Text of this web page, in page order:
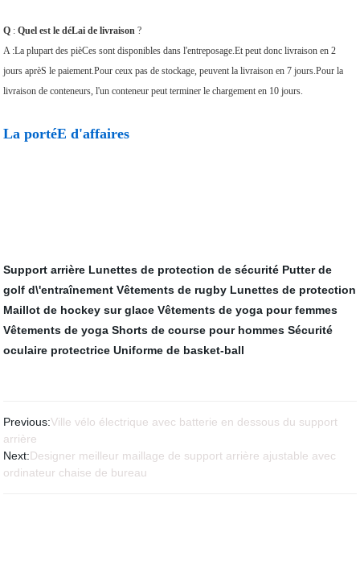
Q : Quel est le déLai de livraison ?
A :La plupart des pièCes sont disponibles dans l'entreposage.Et peut donc livraison en 2
jours aprèS le paiement.Pour ceux pas de stockage, peuvent la livraison en 7 jours.Pour la
livraison de conteneurs, l'un conteneur peut terminer le chargement en 10 jours.
La portéE d'affaires
Support arrière Lunettes de protection de sécurité Putter de
golf d\'entraînement Vêtements de rugby Lunettes de protection
Maillot de hockey sur glace Vêtements de yoga pour femmes
Vêtements de yoga Shorts de course pour hommes Sécurité
oculaire protectrice Uniforme de basket-ball
Previous:Ville vélo électrique avec batterie en dessous du support
arrière
Next:Designer meilleur maillage de support arrière ajustable avec
ordinateur chaise de bureau